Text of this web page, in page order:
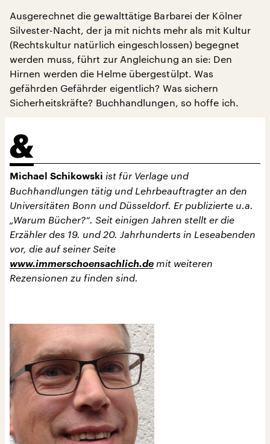
Ausgerechnet die gewalttätige Barbarei der Kölner
Silvester-Nacht, der ja mit nichts mehr als mit Kultur
(Rechtskultur natürlich eingeschlossen) begegnet
werden muss, führt zur Angleichung an sie: Den
Hirnen werden die Helme übergestülpt. Was
gefährden Gefährder eigentlich? Was sichern
Sicherheitskräfte? Buchhandlungen, so hoffe ich.
Michael Schikowski ist für Verlage und
Buchhandlungen tätig und Lehrbeauftragter an den
Universitäten Bonn und Düsseldorf. Er publizierte u.a.
„Warum Bücher?“. Seit einigen Jahren stellt er die
Erzähler des 19. und 20. Jahrhunderts in Leseabenden
vor, die auf seiner Seite
www.immerschoensachlich.de mit weiteren
Rezensionen zu finden sind.